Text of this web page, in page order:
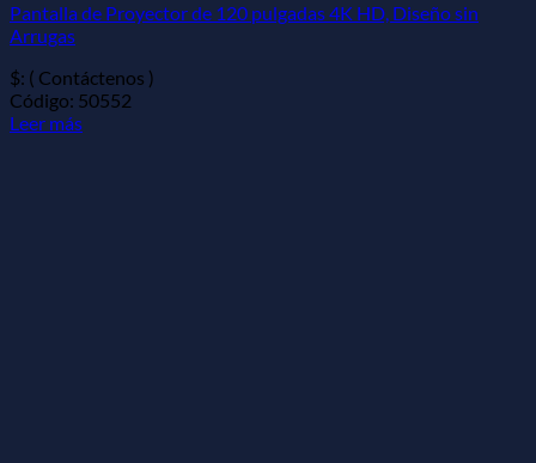
Pantalla de Proyector de 120 pulgadas 4K HD, Diseño sin
Arrugas
$: ( Contáctenos )
Código: 50552
Leer más